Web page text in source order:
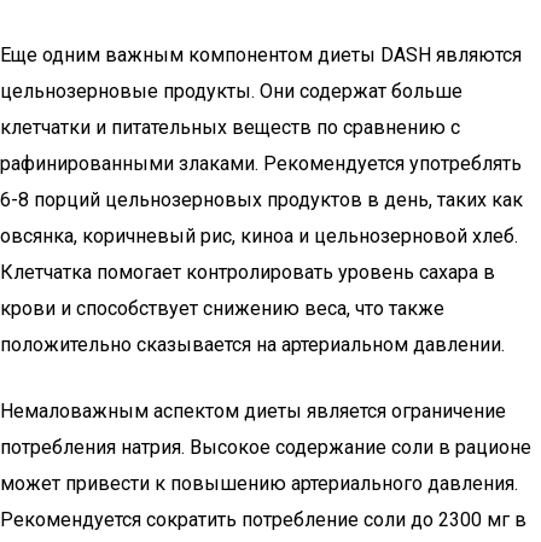
Еще одним важным компонентом диеты DASH являются
цельнозерновые продукты. Они содержат больше
клетчатки и питательных веществ по сравнению с
рафинированными злаками. Рекомендуется употреблять
6-8 порций цельнозерновых продуктов в день, таких как
овсянка, коричневый рис, киноа и цельнозерновой хлеб.
Клетчатка помогает контролировать уровень сахара в
крови и способствует снижению веса, что также
положительно сказывается на артериальном давлении.
Немаловажным аспектом диеты является ограничение
потребления натрия. Высокое содержание соли в рационе
может привести к повышению артериального давления.
Рекомендуется сократить потребление соли до 2300 мг в